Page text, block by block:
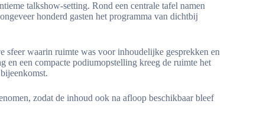
talkshow-setting. Rond een centrale tafel namen
honderd gasten het programma van dichtbij
sfeer waarin ruimte was voor inhoudelijke gesprekken en
en een compacte podiumopstelling kreeg de ruimte het
zodat de inhoud ook na afloop beschikbaar bleef